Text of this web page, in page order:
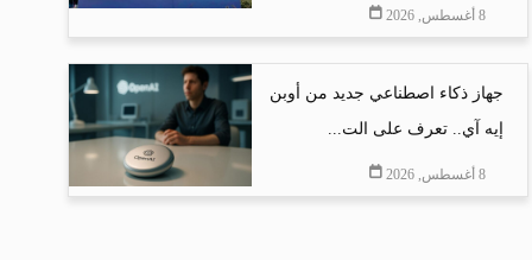
8 أغسطس, 2026
جهاز ذكاء اصطناعي جديد من أوبن
إيه آي.. تعرف على الت...
8 أغسطس, 2026